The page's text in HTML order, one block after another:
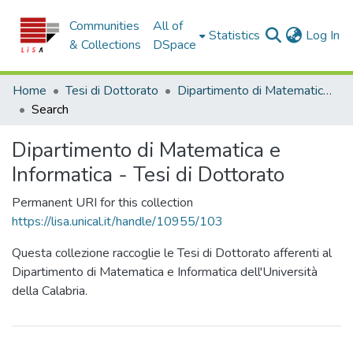
Communities
& Collections
All of
DSpace
Statistics Log In
Home Tesi di Dottorato
Dipartimento di Matematica e Informatica - Tesi di Dottorato
Search
Dipartimento di Matematica e
Informatica - Tesi di Dottorato
Permanent URI for this collection
https://lisa.unical.it/handle/10955/103
Questa collezione raccoglie le Tesi di Dottorato afferenti al
Dipartimento di Matematica e Informatica dell'Università
della Calabria.